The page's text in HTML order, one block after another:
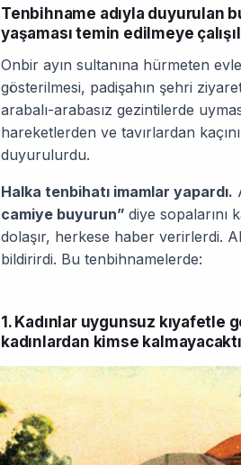
Tenbihname adıyla duyurulan
yaşaması temin edilmeye
Onbir ayın sultanına hürmeten
gösterilmesi, padişahın şehri
arabalı-arabasız gezintilerde
hareketlerden ve tavırlardan
duyurulurdu.
Halka tenbihatı imamlar yapardı.
camiye buyurun” diye sopalarını
dolaşır, herkese haber verirlerdi.
bildirirdi. Bu tenbihnamelerde:
1. Kadınlar uygunsuz
kadınlardan kimse